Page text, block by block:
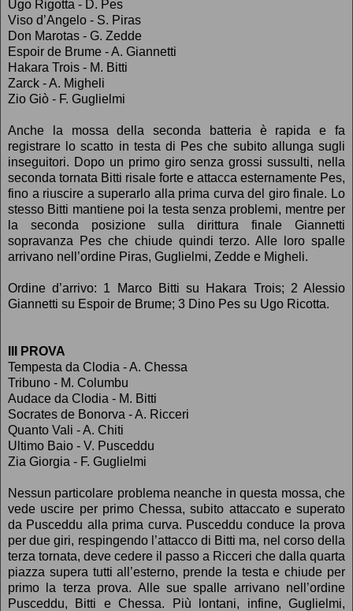
Ugo Rigotta - D. Pes
Viso d’Angelo - S. Piras
Don Marotas - G. Zedde
Espoir de Brume - A. Giannetti
Hakara Trois - M. Bitti
Zarck - A. Migheli
Zio Giò - F. Guglielmi
Anche la mossa della seconda batteria è rapida e fa
registrare lo scatto in testa di Pes che subito allunga sugli
inseguitori. Dopo un primo giro senza grossi sussulti, nella
seconda tornata Bitti risale forte e attacca esternamente Pes,
fino a riuscire a superarlo alla prima curva del giro finale. Lo
stesso Bitti mantiene poi la testa senza problemi, mentre per
la seconda posizione sulla dirittura finale Giannetti
sopravanza Pes che chiude quindi terzo. Alle loro spalle
arrivano nell’ordine Piras, Guglielmi, Zedde e Migheli.
Ordine d’arrivo: 1 Marco Bitti su Hakara Trois; 2 Alessio
Giannetti su Espoir de Brume; 3 Dino Pes su Ugo Ricotta.
III PROVA
Tempesta da Clodia - A. Chessa
Tribuno - M. Columbu
Audace da Clodia - M. Bitti
Socrates de Bonorva - A. Ricceri
Quanto Vali - A. Chiti
Ultimo Baio - V. Pusceddu
Zia Giorgia - F. Guglielmi
Nessun particolare problema neanche in questa mossa, che
vede uscire per primo Chessa, subito attaccato e superato
da Pusceddu alla prima curva. Pusceddu conduce la prova
per due giri, respingendo l’attacco di Bitti ma, nel corso della
terza tornata, deve cedere il passo a Ricceri che dalla quarta
piazza supera tutti all’esterno, prende la testa e chiude per
primo la terza prova. Alle sue spalle arrivano nell’ordine
Pusceddu, Bitti e Chessa. Più lontani, infine, Guglielmi,